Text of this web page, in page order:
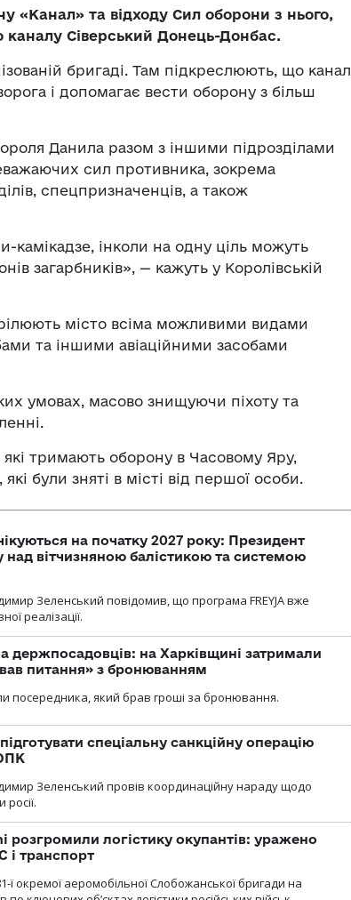
«Канал» та відходу Сил оборони з нього,
каналу Сіверський Донець-Донбас.
бригаді. Там підкреслюють, що канал
і допомагає вести оборону з більш
Данила разом з іншими підрозділами
сил противника, зокрема
спецпризначенців, а також
камікадзе, інколи на одну ціль можуть
загарбників», — кажуть у Королівській
місто всіма можливими видами
та іншими авіаційними засобами
умовах, масово знищуючи піхоту та
тримають оборону в Часовому Яру,
, які були зняті в місті від першої особи.
на початку 2027 року: Президент
над вітчизняною балістикою та системою
Зеленський повідомив, що програма FREYJA вже
реалізації.
держпосадовців: на Харківщині затримали
питання» з бронюванням
посередника, який брав гроші за бронювання.
спеціальну санкційну операцію
Зеленський провів координаційну нараду щодо
розгромили логістику окупантів: уражено
і транспорт
окремої аеромобільної Слобожанської бригади на